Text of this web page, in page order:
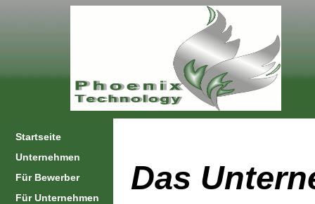
Startseite
Unternehmen
Für Bewerber
Für Unternehmen
Das